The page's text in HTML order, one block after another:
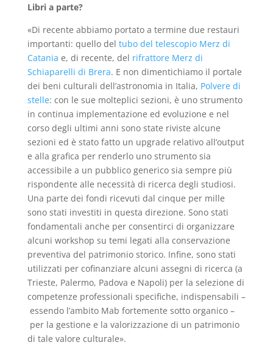
Libri a parte?
«Di recente abbiamo portato a termine due restauri
importanti: quello del tubo del telescopio Merz di
Catania e, di recente, del rifrattore Merz di
Schiaparelli di Brera. E non dimentichiamo il portale
dei beni culturali dell’astronomia in Italia, Polvere di
stelle: con le sue molteplici sezioni, è uno strumento
in continua implementazione ed evoluzione e nel
corso degli ultimi anni sono state riviste alcune
sezioni ed è stato fatto un upgrade relativo all’output
e alla grafica per renderlo uno strumento sia
accessibile a un pubblico generico sia sempre più
rispondente alle necessità di ricerca degli studiosi.
Una parte dei fondi ricevuti dal cinque per mille
sono stati investiti in questa direzione. Sono stati
fondamentali anche per consentirci di organizzare
alcuni workshop su temi legati alla conservazione
preventiva del patrimonio storico. Infine, sono stati
utilizzati per cofinanziare alcuni assegni di ricerca (a
Trieste, Palermo, Padova e Napoli) per la selezione di
competenze professionali specifiche, indispensabili –
essendo l’ambito Mab fortemente sotto organico –
per la gestione e la valorizzazione di un patrimonio
di tale valore culturale».